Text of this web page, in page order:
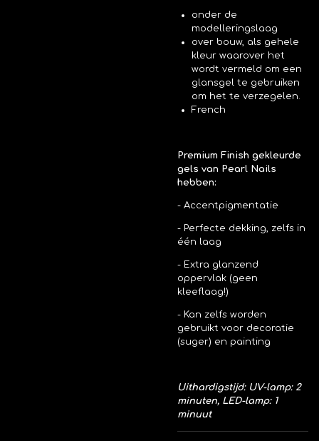
onder de
modelleringslaag
over bouw, als gehele
kleur waarover het
wordt vermeld om een
glansgel te gebruiken
om het te verzegelen.
French
Premium Finish gekleurde
gels van Pearl Nails
hebben:
- Accentpigmentatie
- Perfecte dekking, zelfs in
één laag
- Extra glanzend
oppervlak (geen
kleeflaag!)
- Kan zelfs worden
gebruikt voor decoratie
(suger) en painting
Uithardigstijd: UV-lamp: 2
minuten, LED-lamp: 1
minuut